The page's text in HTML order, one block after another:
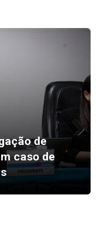
de
caso de
Next